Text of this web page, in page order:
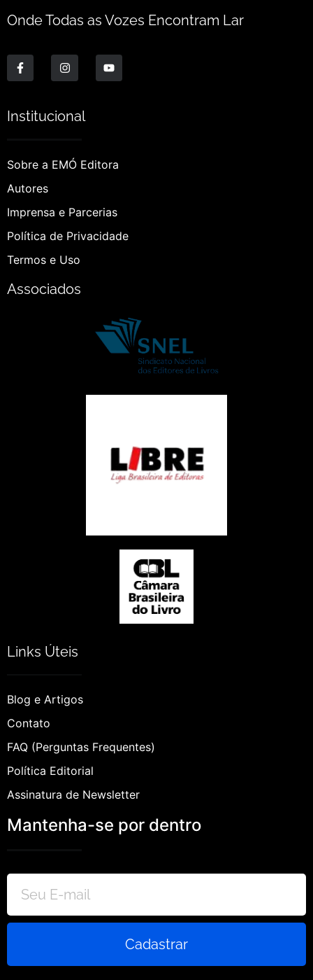
Onde Todas as Vozes Encontram Lar
Institucional
Sobre a EMÓ Editora
Autores
Imprensa e Parcerias
Política de Privacidade
Termos e Uso
Associados
Links Úteis
Blog e Artigos
Contato
FAQ (Perguntas Frequentes)
Política Editorial
Assinatura de Newsletter
Mantenha-se por dentro
Cadastrar